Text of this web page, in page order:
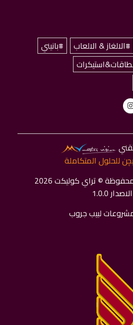
#الالغاز & الالعاب
#بانيني
للحلول المتكاملة
© تراي كوليكت 2026
الاصدار 1.0.0
لبيب جروب